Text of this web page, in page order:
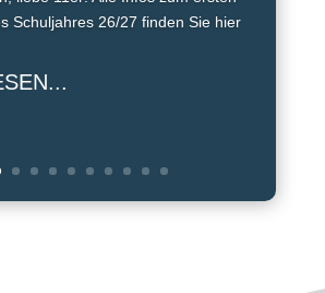
Schuljahres 26/27 finden Sie hier